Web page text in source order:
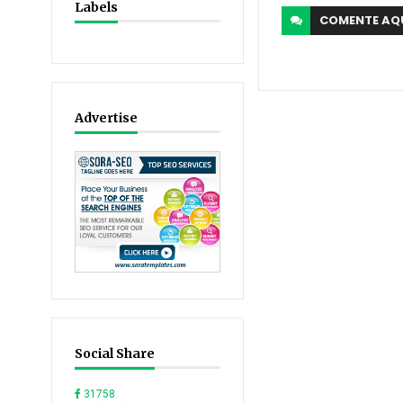
Labels
Advertise
Social Share
31758
COMENTE